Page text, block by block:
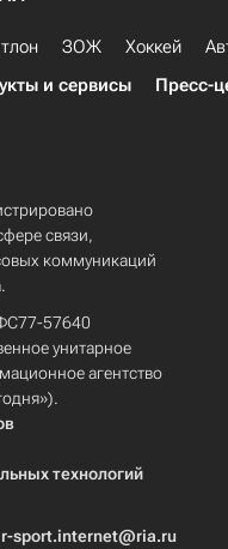
ЗОЖ Хоккей
и сервисы Пресс-
связи,
коммуникаций
57640
унитарное
агентство
технологий
r-sport.internet@ria.ru